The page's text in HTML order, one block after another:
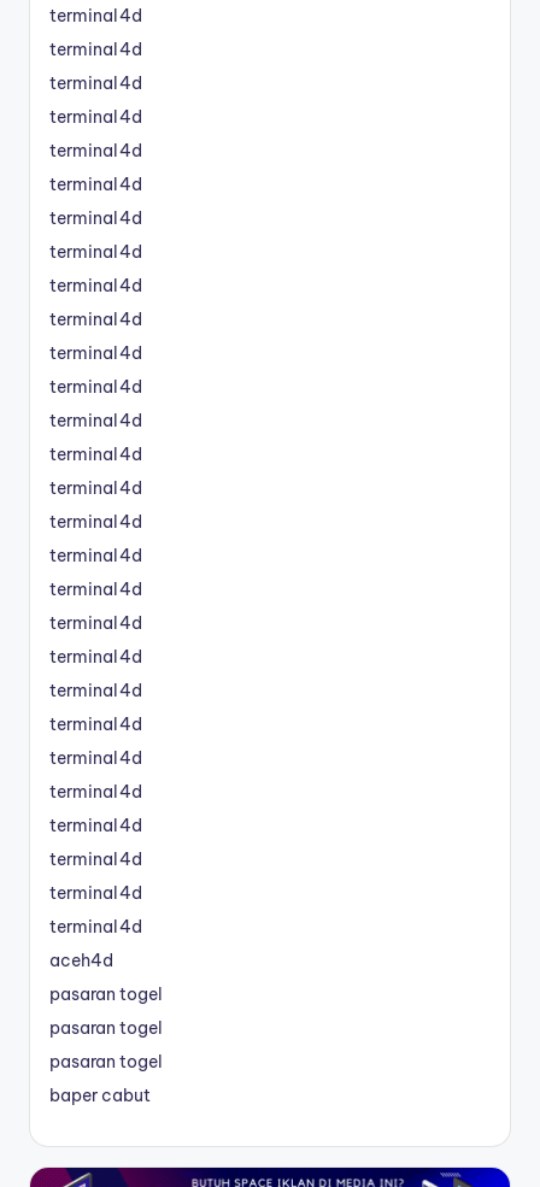
terminal4d
terminal4d
terminal4d
terminal4d
terminal4d
terminal4d
terminal4d
terminal4d
terminal4d
terminal4d
terminal4d
terminal4d
terminal4d
terminal4d
terminal4d
terminal4d
terminal4d
terminal4d
terminal4d
terminal4d
terminal4d
terminal4d
terminal4d
terminal4d
terminal4d
terminal4d
terminal4d
terminal4d
aceh4d
pasaran togel
pasaran togel
pasaran togel
baper cabut